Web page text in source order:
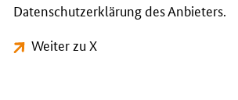
Datenschutzerklärung des Anbieters.
Weiter zu X